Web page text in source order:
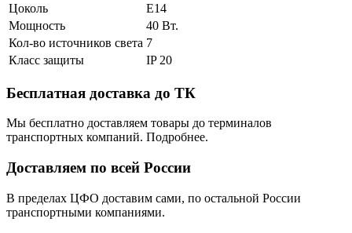
Цоколь
E14
Мощность
40 Вт.
Кол-во источников света 7
Класс защиты
IP 20
Бесплатная доставка до ТК
Мы бесплатно доставляем товары до терминалов
транспортных компаний. Подробнее.
Доставляем по всей России
В пределах ЦФО доставим сами, по остальной России
транспортными компаниями.